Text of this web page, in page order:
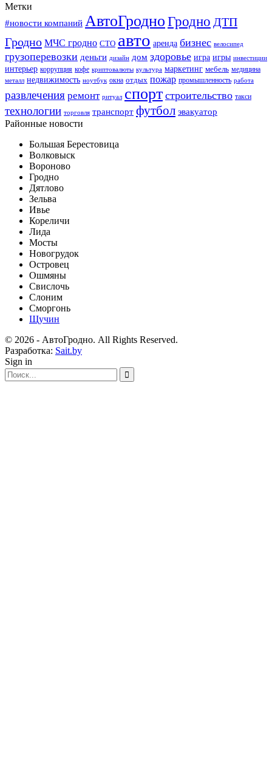
Метки
#новости компаний АвтоГродноГродно ДТП
Гродно МЧС гродно СТО авто аренда бизнес велосипед
грузоперевозки деньги дизайн дом здоровье игра игры инвестиции
интерьер коррупция кофе криптовалюты культура маркетинг мебель медицина
металл недвижимость ноутбук окна отдых пожар промышленность работа
развлечения ремонт ритуал спорт строительство такси
технологии торговля транспорт футбол эвакуатор
Районные новости
Большая Берестовица
Волковыск
Вороново
Гродно
Дятлово
Зельва
Ивье
Кореличи
Лида
Мосты
Новогрудок
Островец
Ошмяны
Свислочь
Слоним
Сморгонь
Щучин
© 2026 - АвтоГродно. All Rights Reserved.
Разработка: Sait.by
Sign in